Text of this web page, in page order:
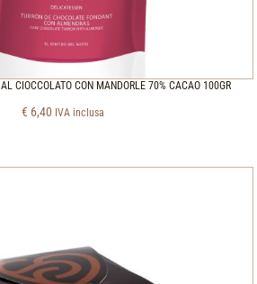
CIOCCOLATO CON MANDORLE 70% CACAO 100GR
€ 6,40 IVA inclusa